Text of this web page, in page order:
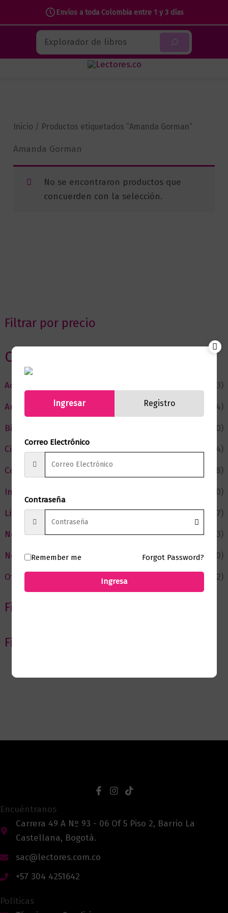
Envíos a toda Colombia entre 1 y 3 días
contenido
Buscar
Filtrar por precio
Categorias
Actualidad
(53)
Autor del Mes
(4)
Bienestar
(230)
Ciencia y Conocimiento
(74)
Cómic y Fantasía
(88)
Infantil y Juvenil
(210)
Literatura
(367)
Negocios
(43)
Novedades
(110)
Ofertas
(12)
Filtrar por Autor
Filtrar por editorial
Inicio / Productos etiquetados “Amanda Gorman”
Amanda Gorman
No se encontraron productos que
concuerden con la selección.
Encuéntranos
Carrera 49 A Nº 93 - 06 Of 5 Piso 2, Barrio La
Castellana, Bogotá.
sac@lectores.com.co
+57 304 4251642
Políticas
Ingresar Registro
Correo Electrónico
Contraseña
Remember me Forgot Password?
Ingresa